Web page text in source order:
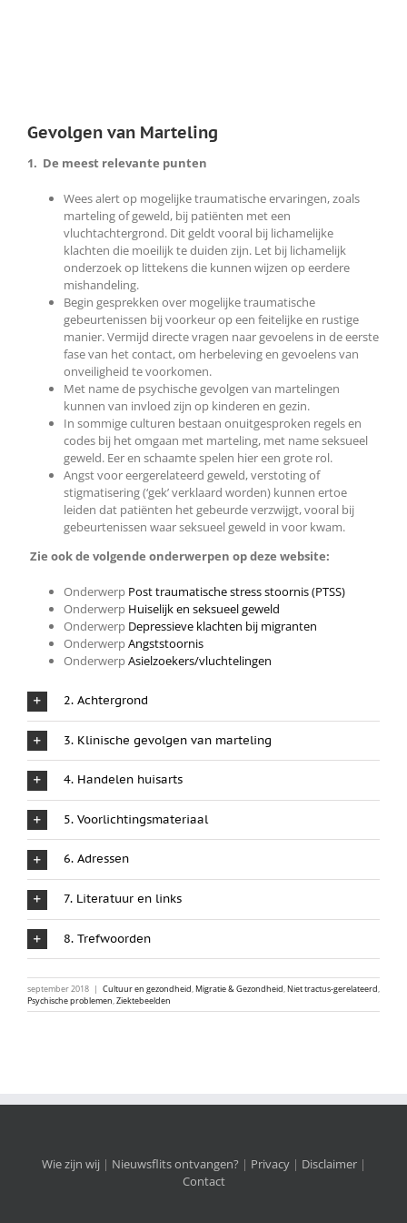
Gevolgen van Marteling
1. De meest relevante punten
Wees alert op mogelijke traumatische ervaringen, zoals
marteling of geweld, bij patiënten met een
vluchtachtergrond. Dit geldt vooral bij lichamelijke
klachten die moeilijk te duiden zijn. Let bij lichamelijk
onderzoek op littekens die kunnen wijzen op eerdere
mishandeling.
Begin gesprekken over mogelijke traumatische
gebeurtenissen bij voorkeur op een feitelijke en rustige
manier. Vermijd directe vragen naar gevoelens in de eerste
fase van het contact, om herbeleving en gevoelens van
onveiligheid te voorkomen.
Met name de psychische gevolgen van martelingen
kunnen van invloed zijn op kinderen en gezin.
In sommige culturen bestaan onuitgesproken regels en
codes bij het omgaan met marteling, met name seksueel
geweld. Eer en schaamte spelen hier een grote rol.
Angst voor eergerelateerd geweld, verstoting of
stigmatisering (‘gek’ verklaard worden) kunnen ertoe
leiden dat patiënten het gebeurde verzwijgt, vooral bij
gebeurtenissen waar seksueel geweld in voor kwam.
Zie ook de volgende onderwerpen op deze website:
Onderwerp Post traumatische stress stoornis (PTSS)
Onderwerp Huiselijk en seksueel geweld
Onderwerp Depressieve klachten bij migranten
OnderwerpAngststoornis
OnderwerpAsielzoekers/vluchtelingen
2. Achtergrond
3. Klinische gevolgen van marteling
4. Handelen huisarts
5. Voorlichtingsmateriaal
6. Adressen
7. Literatuur en links
8. Trefwoorden
september 2018 | Cultuur en gezondheid,Migratie & Gezondheid,Niet tractus-gerelateerd,
Psychische problemen,Ziektebeelden
Wie zijn wij | Nieuwsflits ontvangen? | Privacy| Disclaimer|
Contact